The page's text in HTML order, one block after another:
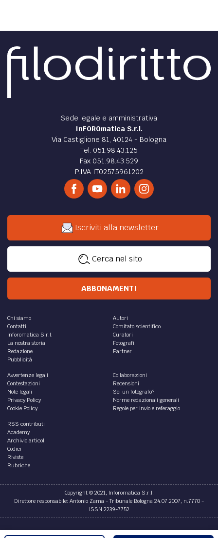
Sede legale e amministrativa
InFOROmatica S.r.l.
Via Castiglione 81, 40124 - Bologna
Tel. 051.98.43.125
Fax 051.98.43.529
P.IVA IT02575961202
Iscriviti alla newsletter
Cerca nel sito
ABBONAMENTI
Chi siamo
Contatti
Inforomatica S.r.l.
La nostra storia
Redazione
Pubblicità
Autori
Comitato scientifico
Curatori
Fotografi
Partner
Avvertenze legali
Contestazioni
Note legali
Privacy Policy
Cookie Policy
Collaborazioni
Recensioni
Sei un fotografo?
Norme redazionali generali
Regole per invio e referaggio
RSS contributi
Academy
Archivio articoli
Codici
Riviste
Rubriche
Copyright © 2021, Inforomatica S.r.l.
Direttore responsabile: Antonio Zama - Tribunale Bologna 24.07.2007, n.7770 -
ISSN 2239-7752
Credits